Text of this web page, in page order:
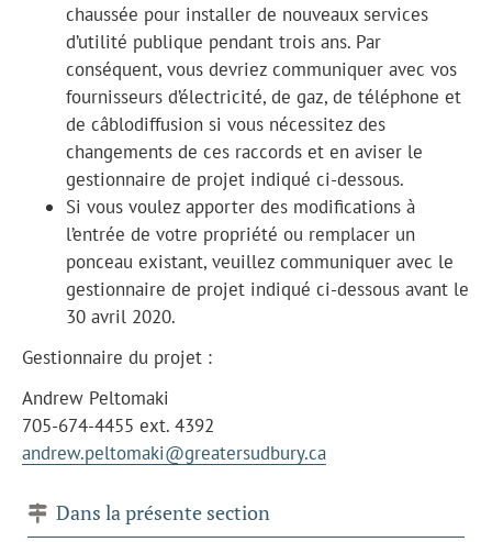
chaussée pour installer de nouveaux services
d’utilité publique pendant trois ans. Par
conséquent, vous devriez communiquer avec vos
fournisseurs d’électricité, de gaz, de téléphone et
de câblodiffusion si vous nécessitez des
changements de ces raccords et en aviser le
gestionnaire de projet indiqué ci-dessous.
Si vous voulez apporter des modifications à
l’entrée de votre propriété ou remplacer un
ponceau existant, veuillez communiquer avec le
gestionnaire de projet indiqué ci-dessous avant le
30 avril 2020.
Gestionnaire du projet :
Andrew Peltomaki
705-674-4455 ext. 4392
andrew.peltomaki@greatersudbury.ca
Dans la présente section